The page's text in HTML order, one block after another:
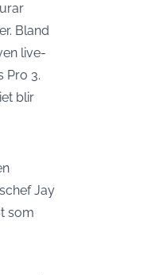
Bland
live-
Pro 3.
blir
Jay
som